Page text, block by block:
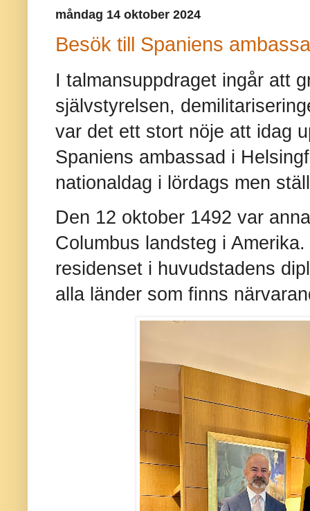
måndag 14 oktober 2024
Besök till Spaniens
I talmansuppdraget ingår att
självstyrelsen,
var det ett stort nöje att idag
Spaniens ambassad i
nationaldag i lördags men
Den 12 oktober 1492 var
Columbus landsteg i
residenset i huvudstadens
alla länder som finns